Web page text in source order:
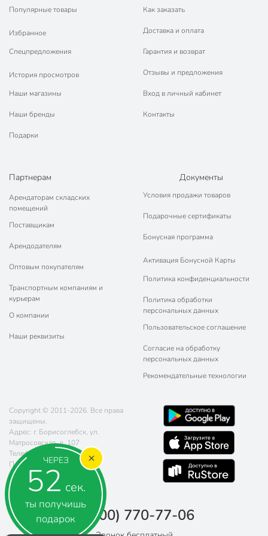
ЧЕРЕЗ
52 сек.
ты получишь
подарок
Популярные товары
Избранное
Спецпредложения
История просмотров
Наши магазины
Наши бренды
Подарки
Как заказать
Доставка и оплата
Гарантия и возврат
Отзывы и предложения
Вход в личный кабинет
Контакты
Партнерам
Арендаторам складских
помещений
Поставщикам
Арендодателям
Оптовым покупателям
Транспортным компаниям и
курьерам
О компании
Наши реквизиты
Документы
Условия продажи товаров
Подарочные сертификаты
Бонусная программа
Активация Бонусной Карты
Политика конфиденциальности
Политика обработки
персональных данных
Пользовательское соглашение
Согласие на обработку
персональных данных
Рекомендательные технологии
Copyright © 2011-2026. Все права
защищены.
Адрес: г. Борисоглебск, ул.
Матросовская, д. 107
Телефон:
8 (800) 770-77-06
Почта:
sales@poryadok.ru
8 (800) 770-77-06